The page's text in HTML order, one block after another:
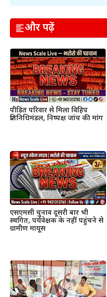
और पढ़ें
पीड़ित परिवार से मिला विहिप
प्रतिनिधिमंडल, निष्पक्ष जांच की मांग
एसएमसी चुनाव दूसरी बार भी
स्थगित, पर्यवेक्षक के नहीं पहुंचने से
ग्रामीण मायूस